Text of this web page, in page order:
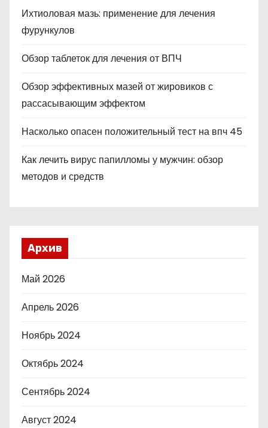
Ихтиоловая мазь: применение для лечения
фурункулов
Обзор таблеток для лечения от ВПЧ
Обзор эффективных мазей от жировиков с
рассасывающим эффектом
Насколько опасен положительный тест на впч 45
Как лечить вирус папилломы у мужчин: обзор
методов и средств
Архив
Май 2026
Апрель 2026
Ноябрь 2024
Октябрь 2024
Сентябрь 2024
Август 2024